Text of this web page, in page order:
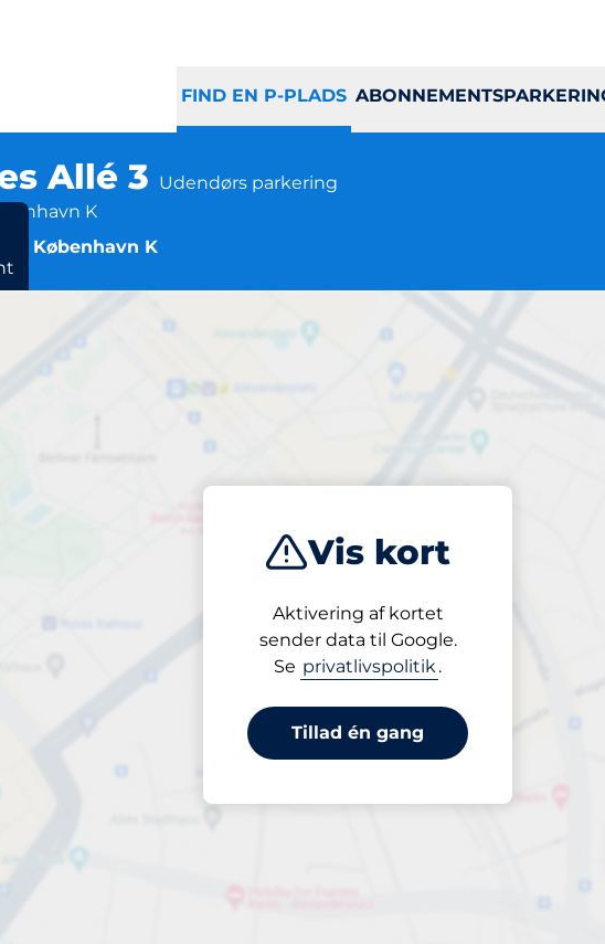
FIND EN P-PLADS
Allé 3 Udendørs parkering
K
i København K
Vis kort
Aktivering af kortet
sender data til Google.
Se privatlivspolitik.
Tillad én gang
Philip De Langes Allé